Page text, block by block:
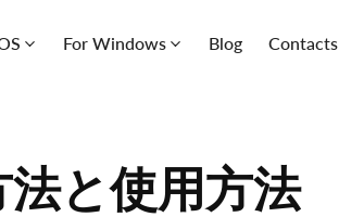
For Windows Blog Contacts
と使用方法